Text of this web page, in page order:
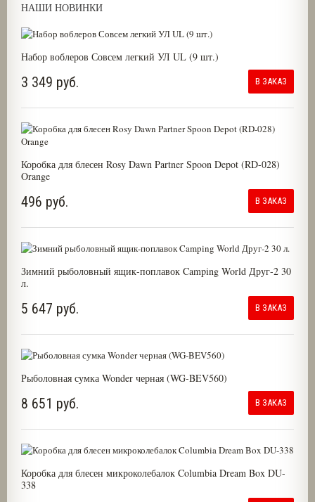
НАШИ НОВИНКИ
Набор воблеров Совсем легкий УЛ UL (9 шт.)
3 349 руб. В ЗАКАЗ
Коробка для блесен Rosy Dawn Partner Spoon Depot (RD-028)
Orange
496 руб. В ЗАКАЗ
Зимний рыболовный ящик-поплавок Camping World Друг-2 30
л.
5 647 руб. В ЗАКАЗ
Рыболовная сумка Wonder черная (WG-BEV560)
8 651 руб. В ЗАКАЗ
Коробка для блесен микроколебалок Columbia Dream Box DU-
338